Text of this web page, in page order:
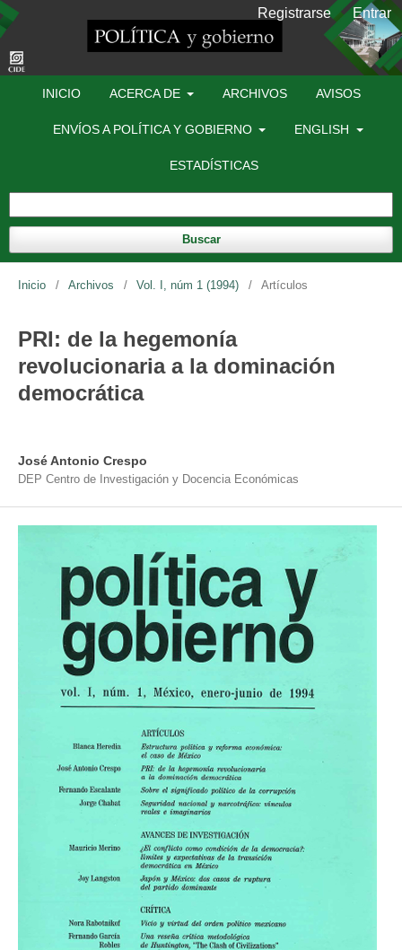
INICIO ACERCA DE ARCHIVOS AVISOS
ENVÍOS A POLÍTICA Y GOBIERNO ENGLISH
ESTADÍSTICAS
Buscar
Registrarse Entrar
Inicio / Archivos / Vol. I, núm 1 (1994) / Artículos
PRI: de la hegemonía
revolucionaria a la dominación
democrática
José Antonio Crespo
DEP Centro de Investigación y Docencia Económicas